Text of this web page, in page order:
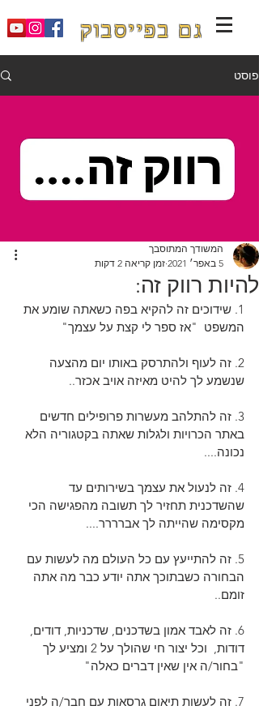
גם בפייסבוק
פוסט
להיות רווק זה:
המשודך המתוסבך
5 באפר׳ 2021
זמן קריאה 2 דקות
1. שידוכים זה להקיא בפה כשאתה שומע את
המשפט  "אז ספר לי קצת על עצמך"
2. זה לעוף ולהתרסק באותו יום מהצעה
שנשמע לך להיט מאיזה אויב אכזר..
3. זה להתלהב מעשרות פרופילים חדשים
באתר הכרויות ולגלות שאתה בקטגוריה הלא
נכונה....
4. זה לנעול את עצמך בשירותים עד
שהשדכנית תחזיר לך תשובה מהפגישה הכי
מקסימה שהייתה לך אברררר....
5. זה להתייעץ עם כל העולם מה לעשות עם
הבחורה כשבתוכך אתה יודע כבר מה אתה
זומם..
6. זה לאבד אמון בשדכנים, שדכניות, דודים,
דודות,  וכל יצור חי שהולך על 2 ומציע לך
"בחור/ה אין שאין דברים כאלה"
7. זה לעשות תיאום גרסאות עם חבר/ה לפני